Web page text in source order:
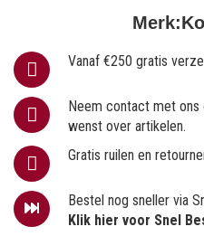
Merk:
Vanaf €250 gratis
Neem contact met ons
wenst over artikelen.
Gratis ruilen en
Bestel nog sneller via
Klik hier voor Snel